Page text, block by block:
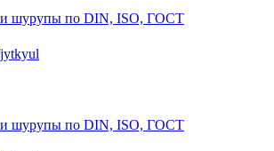
шурупы по DIN, ISO, ГОСТ
шурупы по DIN, ISO, ГОСТ